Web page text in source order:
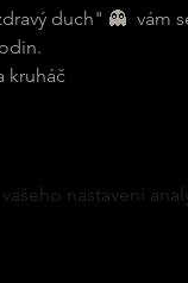
duch" 👻
kruháč
nastavení